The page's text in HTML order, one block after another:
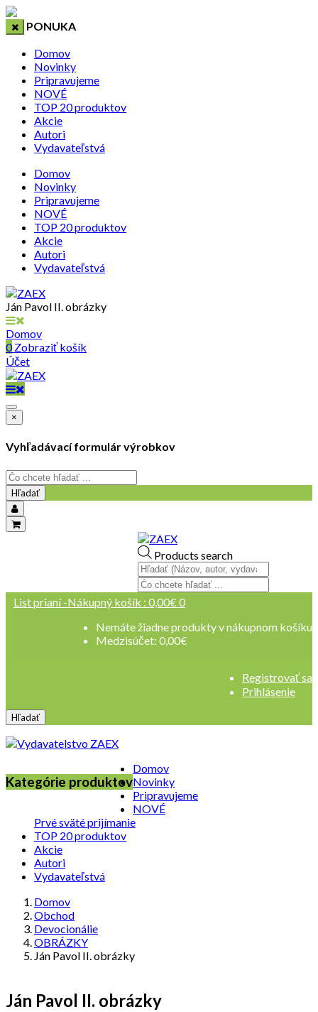
PONUKA
Domov
Novinky
Pripravujeme
NOVÉ
TOP 20 produktov
Akcie
Autori
Vydavateľstvá
Domov
Novinky
Pripravujeme
NOVÉ
TOP 20 produktov
Akcie
Autori
Vydavateľstvá
Ján Pavol II. obrázky
Domov
0Zobraziť košík
Účet
×
Vyhľadávací formulár výrobkov
Hľadať
Nákupný košík : 0,00€ 0
Nemáte žiadne produkty v nákupnom košíku
Medzisúčet: 0,00€
List prianí -
Registrovať sa
Prihlásenie
Products search
Hľadať
Kategórie produktov
Domov
Novinky
Pripravujeme
NOVÉ
Prvé sväté prijímanie
TOP 20 produktov
Akcie
Autori
Vydavateľstvá
Domov
Obchod
Devocionálie
OBRÁZKY
Ján Pavol II. obrázky
Ján Pavol II. obrázky